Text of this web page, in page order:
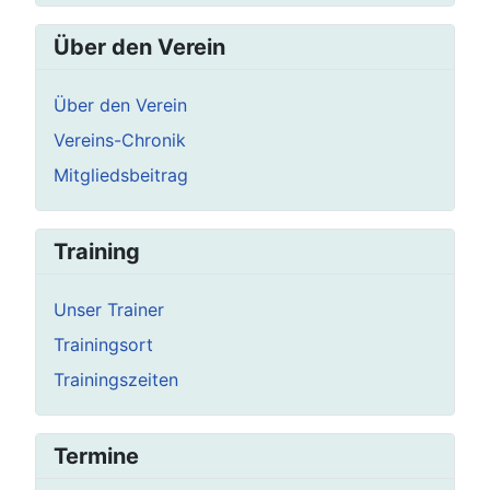
Über den Verein
Über den Verein
Vereins-Chronik
Mitgliedsbeitrag
Training
Unser Trainer
Trainingsort
Trainingszeiten
Termine